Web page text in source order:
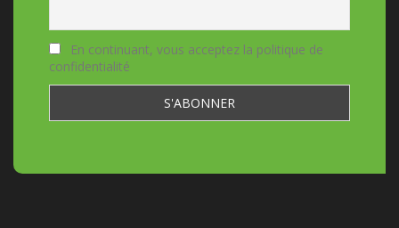
En continuant, vous acceptez la politique de
confidentialité